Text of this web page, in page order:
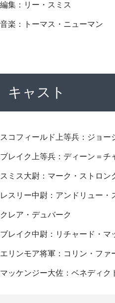
編集：リー・スミス
音楽：トーマス・ニューマン
キャスト
スコフィールド上等兵：ジョー
ブレイク上等兵：ディーン＝チ
スミス大尉：マーク・ストロン
レスリー中尉：アンドリュー・
クレア・デュバーク
ブレイク中尉：リチャード・マ
エリンモア将軍：コリン・ファ
マッケンジー大佐：ベネディク